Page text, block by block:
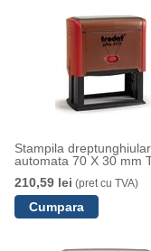
Stampila
automata 70 X 30 mm
210,59 lei (pret cu TVA)